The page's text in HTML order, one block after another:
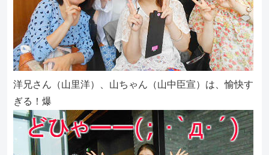
洋兄さん（山里洋）、山ちゃん（山中臣宣）は、愉快す
ぎる！爆